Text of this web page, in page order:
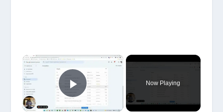
×
Play Video
Now Playing